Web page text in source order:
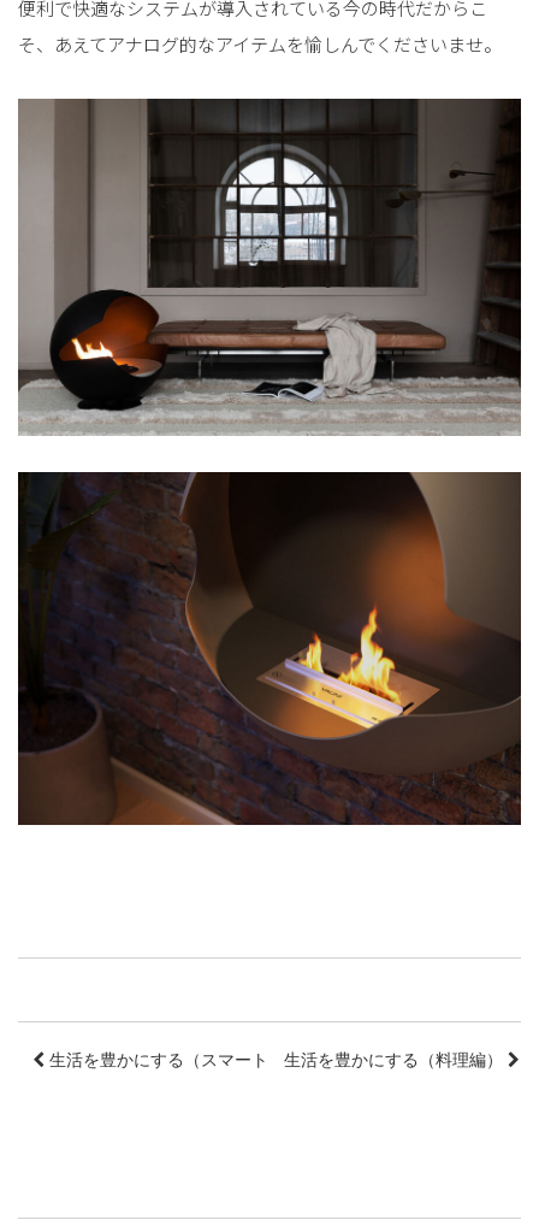
便利で快適なシステムが導入されている今の時代だからこ
そ、あえてアナログ的なアイテムを愉しんでくださいませ。
生活を豊かにする（スマートシステム編）生活を豊かにする（料理編）